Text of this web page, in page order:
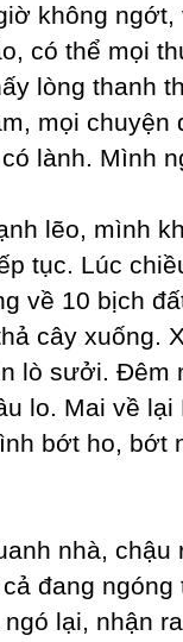
không ngớt,
, có thể mọi
lòng thanh
mọi chuyện
lành. Mình
lẽo, mình
tục. Lúc
về 10 bịch
cây xuống.
lò sưởi.Đêm
lo. Mai về lại
bớt ho, bớt
nhà, chậu
đang ngóng
ngó lại, nhận